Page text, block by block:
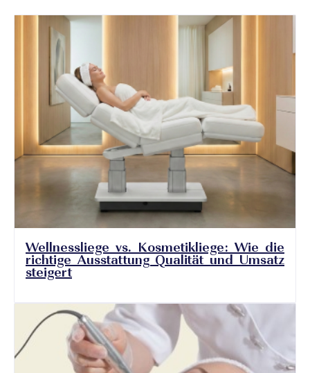
Wellnessliege vs. Kosmetikliege: Wie die
richtige Ausstattung Qualität und Umsatz
steigert